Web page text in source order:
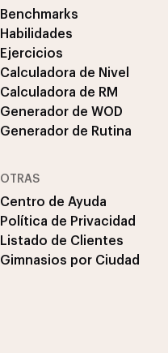
Benchmarks
Habilidades
Ejercicios
Calculadora de Nivel
Calculadora de RM
Generador de WOD
Generador de Rutina
OTRAS
Centro de Ayuda
Política de Privacidad
Listado de Clientes
Gimnasios por Ciudad